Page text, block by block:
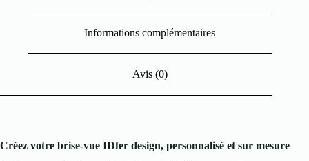
Informations complémentaires
Avis (0)
Créez votre brise-vue IDfer design, personnalisé et sur mesure